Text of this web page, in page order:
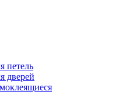
петель
дверей